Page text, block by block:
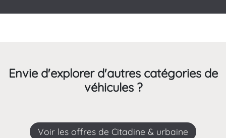
Envie d'explorer d'autres catégories de
véhicules ?
Voir les offres de Citadine & urbaine